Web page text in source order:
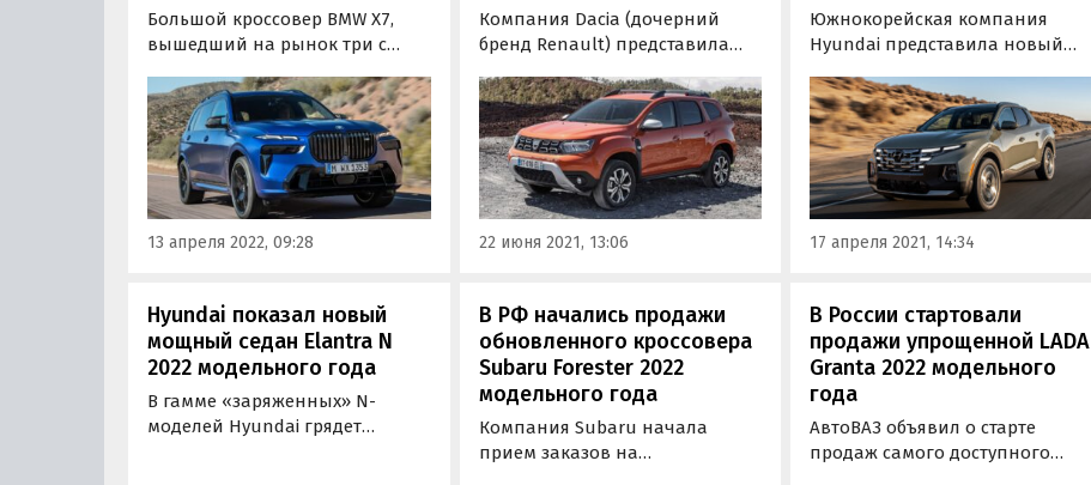
Большой кроссовер BMW X7,
вышедший на рынок три с
пережил свой первый
плановый рестайлинг.
Баварский флагман
«освежился» внешне, вырос
технологически и, следуя
примерам конкурентов из
«немецкой тройки»,
13 апреля 2022, 09:28
Компания Dacia (дочерний
бренд Renault) представила
Пережив первый рестайлинг с
2017 года, модель «посвежела»
внешне, немного изменилась
внутри и получила
долгожданную
автоматическую трансмиссию,
пишут «Автоновости дня».
22 июня 2021, 13:06
Южнокорейская компания
Hyundai представила новый
Cruz 2022 модельного года.
Продажи первых экземпляров
модели в США начнутся летом
этого года. Как сообщают в
Hyundai, дебютанта следует
отнести к новой категории SAV.
17 апреля 2021, 14:34
Hyundai показал новый
мощный седан Elantra N
2022 модельного года
В гамме «заряженных» N-
моделей Hyundai грядет
В РФ начались продажи
обновленного кроссовера
Subaru Forester 2022
модельного года
Компания Subaru начала
прием заказов на
В России стартовали
продажи упрощенной LADA
Granta 2022 модельного
года
АвтоВАЗ объявил о старте
продаж самого доступного